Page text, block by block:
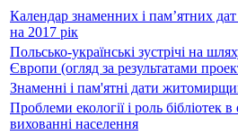
Календар знаменних і пам’ятних
на 2017 рік
Польсько-українські зустрічі на
Європи (огляд за результатами
Знаменні і пам'ятні дати
Проблеми екології і роль бібліотек
вихованні населення